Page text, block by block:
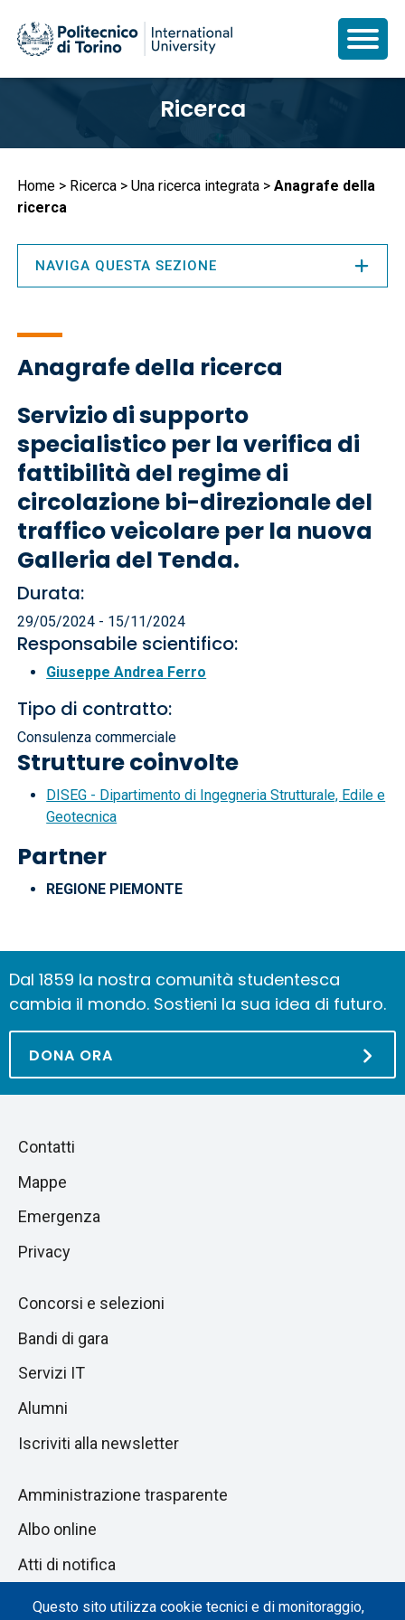
principale
Ricerca
Briciole
di
pane
Home Ricerca Una ricerca integrata
Anagrafe della
ricerca
Anagrafe della ricerca
Servizio di supporto
specialistico per la verifica di
fattibilità del regime di
circolazione bi-direzionale del
traffico veicolare per la nuova
Galleria del Tenda.
Durata:
29/05/2024 - 15/11/2024
Responsabile scientifico:
Giuseppe Andrea Ferro
Tipo di contratto:
Consulenza commerciale
Strutture coinvolte
DISEG - Dipartimento di Ingegneria Strutturale, Edile e
Geotecnica
Partner
REGIONE PIEMONTE
Questo sito utilizza cookie tecnici e di monitoraggio,
NAVIGA QUESTA SEZIONE
Dal 1859 la nostra comunità studentesca
cambia il mondo. Sostieni la sua idea di futuro.
DONA ORA
Salta
sezione
Piè
di
pagina
Contatti
Mappe
Emergenza
Privacy
Concorsi e selezioni
Bandi di gara
Servizi IT
Alumni
Iscriviti alla newsletter
Amministrazione trasparente
Albo online
Atti di notifica
Dichiarazione di accessibilità